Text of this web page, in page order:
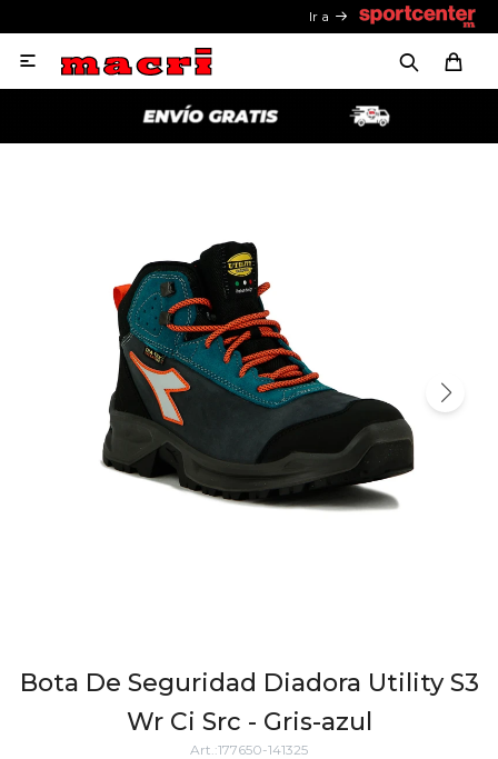
Ir a

Bota De Seguridad Diadora Utility S3
Wr Ci Src - Gris-azul
177650-141325